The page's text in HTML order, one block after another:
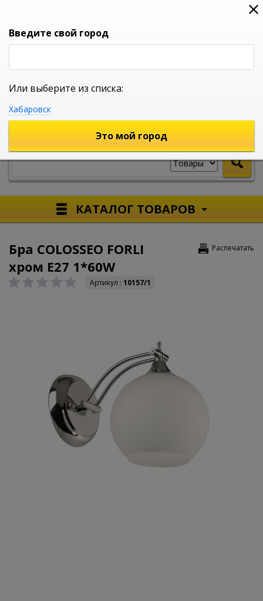
0
УНИВЕРСАЛЬНЫЙ ИНТЕРНЕТ МАГАЗИН
КАТАЛОГ ТОВАРОВ
Распечатать
Бра COLOSSEO FORLI
хром E27 1*60W
Артикул : 10157/1
Введите свой город
Или выберите из списка:
Хабаровск
Это мой город